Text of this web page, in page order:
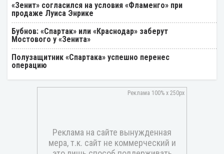
«Зенит» согласился на условия «Фламенго» при
продаже Луиса Энрике
Бубнов: «Спартак» или «Краснодар» заберут
Мостового у «Зенита»
Полузащитник «Спартака» успешно перенес
операцию